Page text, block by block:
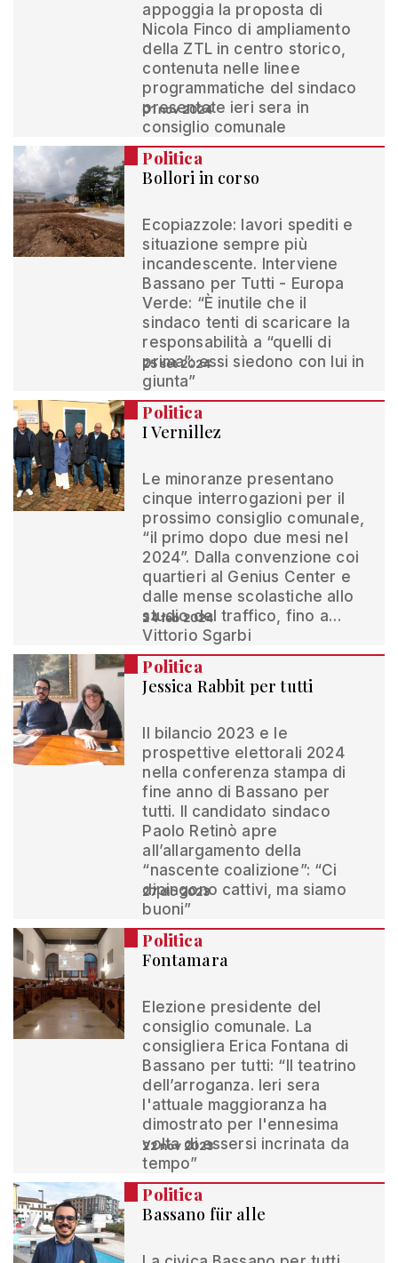
appoggia la proposta di
Nicola Finco di ampliamento
della ZTL in centro storico,
contenuta nelle linee
programmatiche del sindaco
presentate ieri sera in
consiglio comunale
01 nov 2024
Politica
Bollori in corso
Ecopiazzole: lavori spediti e
situazione sempre più
incandescente. Interviene
Bassano per Tutti - Europa
Verde: “È inutile che il
sindaco tenti di scaricare la
responsabilità a “quelli di
prima”: essi siedono con lui in
giunta”
25 set 2024
Politica
I Vernillez
Le minoranze presentano
cinque interrogazioni per il
prossimo consiglio comunale,
“il primo dopo due mesi nel
2024”. Dalla convenzione coi
quartieri al Genius Center e
dalle mense scolastiche allo
studio del traffico, fino a…
Vittorio Sgarbi
24 feb 2024
Politica
Jessica Rabbit per tutti
Il bilancio 2023 e le
prospettive elettorali 2024
nella conferenza stampa di
fine anno di Bassano per
tutti. Il candidato sindaco
Paolo Retinò apre
all’allargamento della
“nascente coalizione”: “Ci
dipingono cattivi, ma siamo
buoni”
27 dic 2023
Politica
Fontamara
Elezione presidente del
consiglio comunale. La
consigliera Erica Fontana di
Bassano per tutti: “Il teatrino
dell’arroganza. Ieri sera
l'attuale maggioranza ha
dimostrato per l'ennesima
volta di essersi incrinata da
tempo”
22 nov 2023
Politica
Bassano für alle